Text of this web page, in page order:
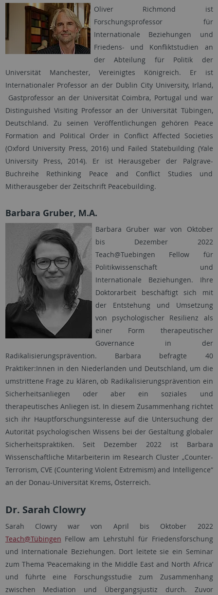
Oliver Richmond ist
Forschungsprofessor für
Internationale Beziehungen und
Friedens- und Konfliktstudien an
der Abteilung für Politik der
Universität Manchester, Vereinigtes Königreich. Er ist
Internationaler Professor an der Dublin City University, Irland,
Gastprofessor an der Universität Coimbra, Portugal und war
Distinguished Visiting Professor an der Universität Tübingen,
Deutschland. Zu seinen Veröffentlichungen gehören Peace
Formation and Political Order in Conflict Affected Societies
(Oxford University Press, 2016) und Failed Statebuilding (Yale
University Press, 2014). Er ist Herausgeber der Palgrave-
Buchreihe Rethinking Peace and Conflict Studies und
Mitherausgeber der Zeitschrift Peacebuilding.
Barbara Gruber, M.A.
Barbara Gruber war von Oktober
bis Dezember 2022
Teach@Tuebingen Fellow für
Politikwissenschaft und
Internationale Beziehungen. Ihre
Doktorarbeit beschäftigt sich mit
der Entstehung und Umsetzung
von psychologischer Resilienz als
einer Form therapeutischer
Governance in der
Radikalisierungsprävention. Barbara befragte 40
Praktiker:Innen in den Niederlanden und Deutschland, um die
umstrittene Frage zu klären, ob Radikalisierungsprävention ein
Sicherheitsanliegen oder aber ein soziales und
therapeutisches Anliegen ist. In diesem Zusammenhang richtet
sich ihr Hauptforschungsinteresse auf die Untersuchung der
Autorität psychologischen Wissens bei der Gestaltung globaler
Sicherheitspraktiken. Seit Dezember 2022 ist Barbara
Wissenschaftliche Mitarbeiterin im Research Cluster „Counter-
Terrorism, CVE (Countering Violent Extremism) and Intelligence“
an der Donau-Universität Krems, Österreich.
Dr. Sarah Clowry
Sarah Clowry war von April bis Oktober 2022
Teach@Tübingen Fellow am Lehrstuhl für Friedensforschung
und Internationale Beziehungen. Dort leitete sie ein Seminar
zum Thema ‘Peacemaking in the Middle East and North Africa’
und führte eine Forschungsstudie zum Zusammenhang
zwischen Mediation und Übergangsjustiz durch. Zuvor